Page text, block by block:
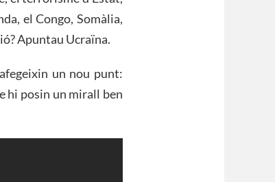
el Congo, Somàlia,
Apuntau Ucraïna.
un nou punt:
hi posin un mirall ben